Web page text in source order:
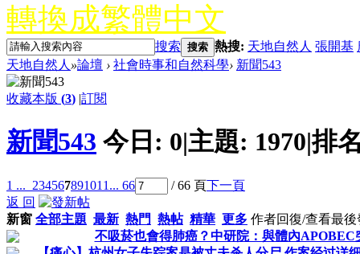
轉換成繁體中文
搜索 搜索 熱搜: 天地自然人 張開基
天地自然人 »論壇 › 社會時事和自然科學› 新聞543
收藏本版 (3) |訂閱
新聞543 今日: 0|主題: 1970|排
1 ... 234567891011 ... 66 / 66 頁下一頁
返 回
新窗 全部主題 最新 熱門 熱帖 精華 更多 作者回復/查看最後
不吸菸也會得肺癌？中研院：與體內APOBEC